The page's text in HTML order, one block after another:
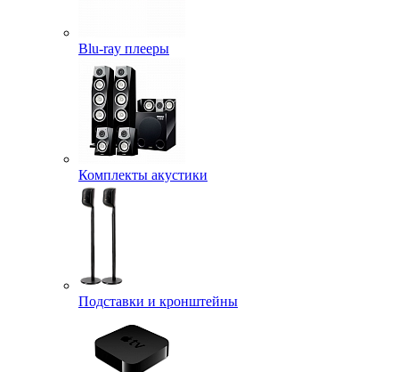
Blu-ray плееры
Комплекты акустики
Подставки и кронштейны